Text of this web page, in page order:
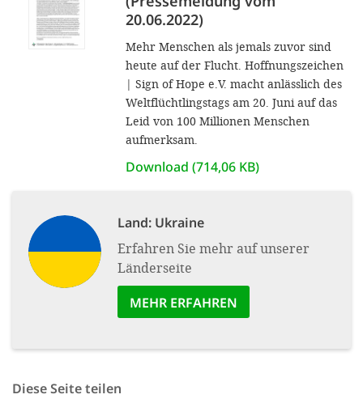
20.06.2022)
Mehr Menschen als jemals zuvor sind
heute auf der Flucht. Hoffnungszeichen
| Sign of Hope e.V. macht anlässlich des
Weltflüchtlingstags am 20. Juni auf das
Leid von 100 Millionen Menschen
aufmerksam.
Download (714,06 KB)
Land: Ukraine
Erfahren Sie mehr auf unserer
Länderseite
MEHR ERFAHREN
Diese Seite teilen